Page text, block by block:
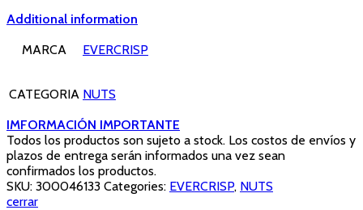
Additional information
MARCA
EVERCRISP
CATEGORIA NUTS
IMFORMACIÓN IMPORTANTE
Todos los productos son sujeto a stock. Los costos de envíos y
plazos de entrega serán informados una vez sean
confirmados los productos.
SKU: 300046133 Categories: EVERCRISP, NUTS
cerrar